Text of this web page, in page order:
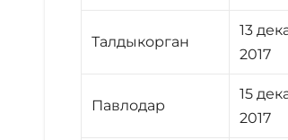
Талдыкорган
13
2017
Павлодар
15
2017